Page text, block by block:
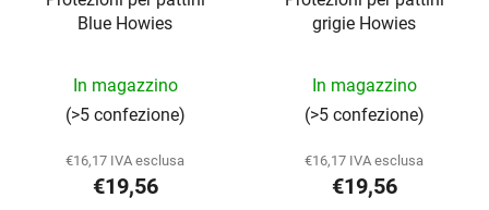
Blue Howies
In magazzino
(>5 confezione)
€16,17 IVA esclusa
€19,56
grigie Howies
In magazzino
(>5 confezione)
€16,17 IVA esclusa
€19,56